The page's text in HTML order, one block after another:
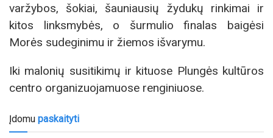
varžybos, šokiai, šauniausių žydukų rinkimai ir
kitos linksmybės, o šurmulio finalas baigėsi
Morės sudeginimu ir žiemos išvarymu.
Iki malonių susitikimų ir kituose Plungės kultūros
centro organizuojamuose renginiuose.
Įdomu paskaityti